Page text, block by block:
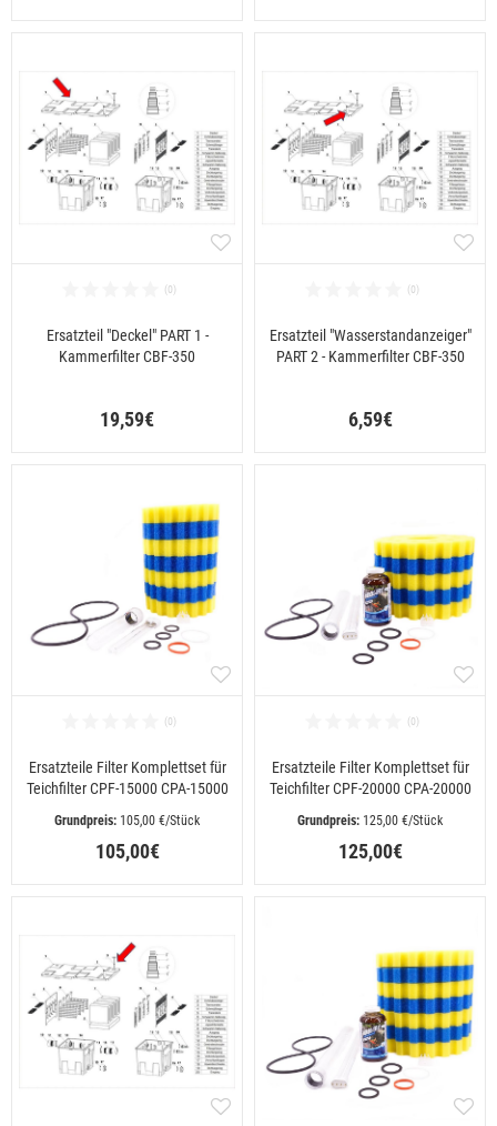
Ersatzteil "Deckel" PART 1 -
Kammerfilter CBF-350
19,59€
Ersatzteil "Wasserstandanzeiger"
PART 2 - Kammerfilter CBF-350
6,59€
Ersatzteile Filter Komplettset für
Teichfilter CPF-15000 CPA-15000
105,00 €/Stück
105,00€
Ersatzteile Filter Komplettset für
Teichfilter CPF-20000 CPA-20000
125,00 €/Stück
125,00€